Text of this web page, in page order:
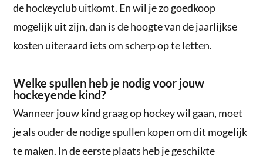
de hockeyclub uitkomt. En wil je zo goedkoop
mogelijk uit zijn, dan is de hoogte van de jaarlijkse
kosten uiteraard iets om scherp op te letten.
Welke spullen heb je nodig voor jouw
hockeyende kind?
Wanneer jouw kind graag op hockey wil gaan, moet
je als ouder de nodige spullen kopen om dit mogelijk
te maken. In de eerste plaats heb je geschikte